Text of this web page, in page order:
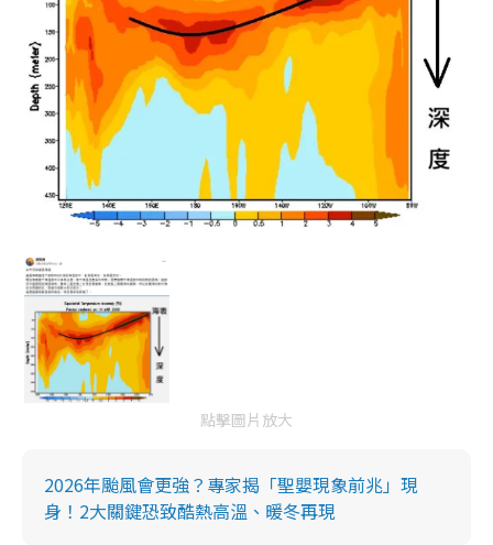
點擊圖片放大
2026年颱風會更強？專家揭「聖嬰現象前兆」現
身！2大關鍵恐致酷熱高溫、暖冬再現